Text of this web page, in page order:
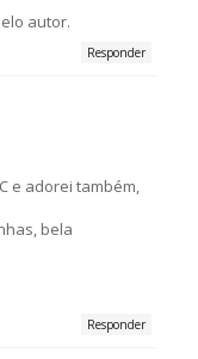
autor.
Responder
e adorei também,
bela
Responder